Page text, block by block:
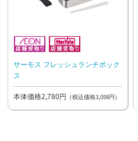
サーモス フレッシュランチボック
ス
本体価格2,780円 （税込価格3,058円）